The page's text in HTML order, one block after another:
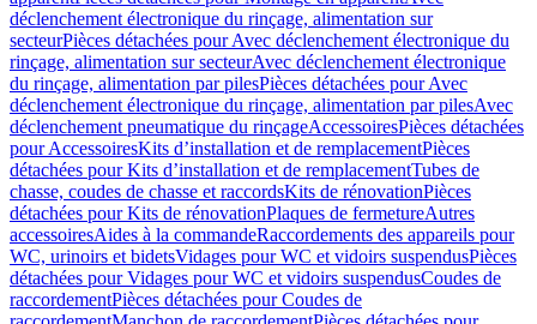
déclenchement électronique du rinçage, alimentation sur
secteurPièces détachées pour Avec déclenchement électronique du
rinçage, alimentation sur secteurAvec déclenchement électronique
du rinçage, alimentation par pilesPièces détachées pour Avec
déclenchement électronique du rinçage, alimentation par pilesAvec
déclenchement pneumatique du rinçageAccessoiresPièces détachées
pour AccessoiresKits d’installation et de remplacementPièces
détachées pour Kits d’installation et de remplacementTubes de
chasse, coudes de chasse et raccordsKits de rénovationPièces
détachées pour Kits de rénovationPlaques de fermetureAutres
accessoiresAides à la commandeRaccordements des appareils pour
WC, urinoirs et bidetsVidages pour WC et vidoirs suspendusPièces
détachées pour Vidages pour WC et vidoirs suspendusCoudes de
raccordementPièces détachées pour Coudes de